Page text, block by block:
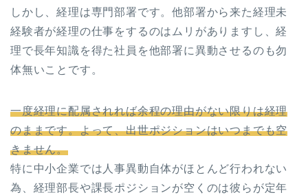
しかし、経理は専門部署です。他部署から来た経理未
経験者が経理の仕事をするのはムリがありますし、経
理で長年知識を得た社員を他部署に異動させるのも勿
体無いことです。
一度経理に配属されれば余程の理由がない限りは経理
のままです。よって、出世ポジションはいつまでも空
きません。
特に中小企業では人事異動自体がほとんど行われない
為、経理部長や課長ポジションが空くのは彼らが定年